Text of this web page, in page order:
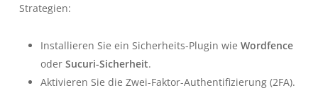
Strategien:
Installieren Sie ein Sicherheits-Plugin wie Wordfence
oder Sucuri-Sicherheit.
Aktivieren Sie die Zwei-Faktor-Authentifizierung (2FA).